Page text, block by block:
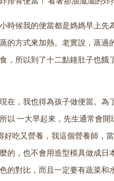
時候我的便當都是媽媽早上先
的方式來加熱。老實說，蒸
，所以到了十二點鐘肚子也
在，我也得為孩子做便當。
以 一大早起來，先生通常會開
好吃又營養，我這個營養師，
的，也不會用造型模具做成
的對比，而且一定要有蔬菜